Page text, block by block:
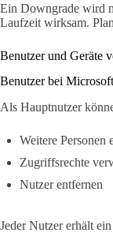
Ein Downgrade wird
Laufzeit wirksam.
Benutzer und Geräte
Benutzer bei
Als Hauptnutzer
Weitere Personen
Zugriffsrechte
Nutzer entfernen
Jeder Nutzer erhält